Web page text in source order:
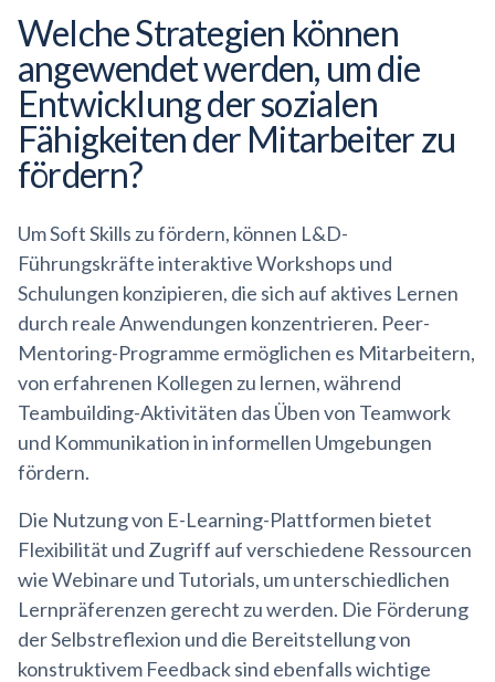
Welche Strategien können
angewendet werden, um die
Entwicklung der sozialen
Fähigkeiten der Mitarbeiter zu
fördern?
Um Soft Skills zu fördern, können L&D-
Führungskräfte interaktive Workshops und
Schulungen konzipieren, die sich auf aktives Lernen
durch reale Anwendungen konzentrieren. Peer-
Mentoring-Programme ermöglichen es Mitarbeitern,
von erfahrenen Kollegen zu lernen, während
Teambuilding-Aktivitäten das Üben von Teamwork
und Kommunikation in informellen Umgebungen
fördern.
Die Nutzung von E-Learning-Plattformen bietet
Flexibilität und Zugriff auf verschiedene Ressourcen
wie Webinare und Tutorials, um unterschiedlichen
Lernpräferenzen gerecht zu werden. Die Förderung
der Selbstreflexion und die Bereitstellung von
konstruktivem Feedback sind ebenfalls wichtige